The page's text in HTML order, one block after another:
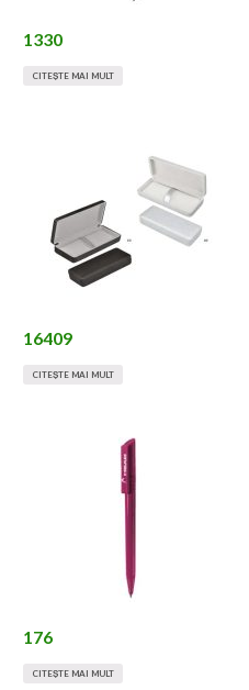
1330
CITEȘTE MAI MULT
16409
CITEȘTE MAI MULT
176
CITEȘTE MAI MULT